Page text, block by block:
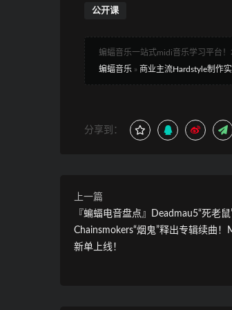
公开课
蝙蝠音乐一站式midi音乐学习平台
蝙蝠音乐 » 商业主流Hardstyle制作
分享到：
上一篇
『蝙蝠电音盘点』Deadmau5“死老
Chainsmokers“烟鬼”释出专辑续曲！
新单上线！